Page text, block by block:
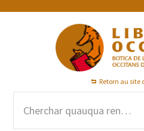
Skip
Skip
Skip
Retorn au site